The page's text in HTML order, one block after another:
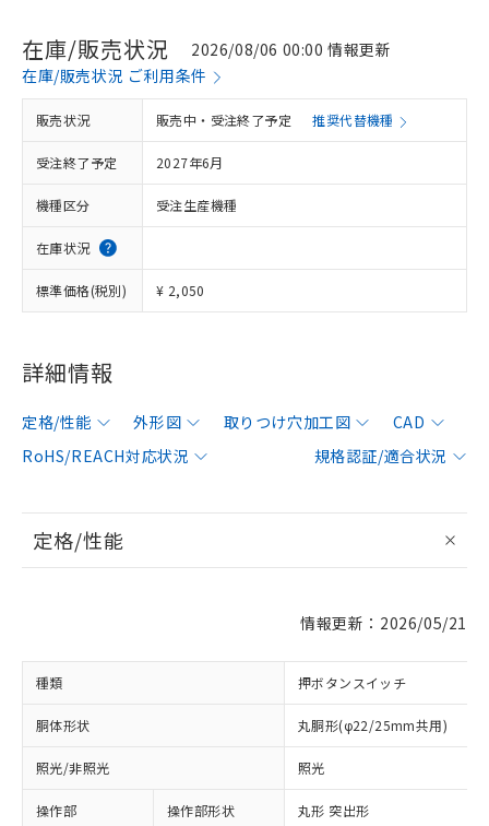
在庫/販売状況
2026/08/06 00:00 情報更新
在庫/販売状況 ご利用条件
販売状況 販売中・受注終了予定 推奨代替機種
受注終了予定 2027年6月
機種区分 受注生産機種
在庫状況
標準価格(税別) ¥ 2,050
詳細情報
定格/性能 外形図 取りつけ穴加工図
CAD
RoHS/REACH対応状況
規格認証/適合状況
定格/性能
情報更新：2026/05/21
種類 押ボタンスイッチ
胴体形状 丸胴形(φ22/25mm共用)
照光/非照光 照光
操作部 操作部形状 丸形 突出形